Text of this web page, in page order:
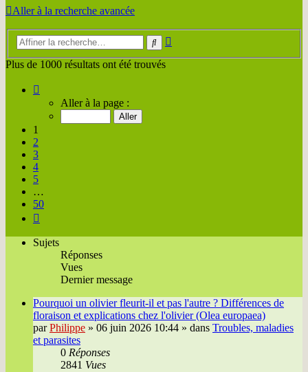
Aller à la recherche avancée
Rechercher
Plus de 1000 résultats ont été trouvés
sur
Aller à la page :
1
2
3
4
5
…
50
Sujets
Réponses
Vues
Dernier message
Pourquoi un olivier fleurit-il et pas l'autre ? Différences de
floraison et explications chez l'olivier (Olea europaea)
parPhilippe » 06 juin 2026 10:44 » dans Troubles, maladies
et parasites
0 Réponses
2841 Vues